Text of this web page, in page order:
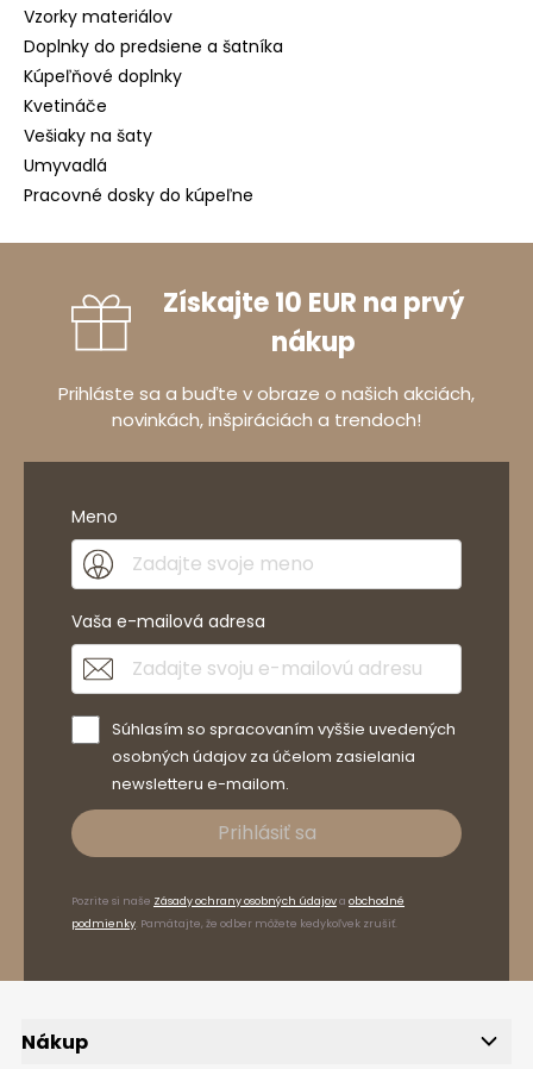
Vzorky materiálov
Doplnky do predsiene a šatníka
Kúpeľňové doplnky
Kvetináče
Vešiaky na šaty
Umyvadlá
Pracovné dosky do kúpeľne
Získajte 10 EUR na prvý
nákup
Prihláste sa a buďte v obraze o našich akciách,
novinkách, inšpiráciách a trendoch!
Meno
Vaša e-mailová adresa
Súhlasím so spracovaním vyššie uvedených
osobných údajov za účelom zasielania
newsletteru e-mailom.
Prihlásiť sa
Pozrite si naše Zásady ochrany osobných údajova obchodné
podmienky. Pamätajte, že odber môžete kedykoľvek zrušiť.
Nákup